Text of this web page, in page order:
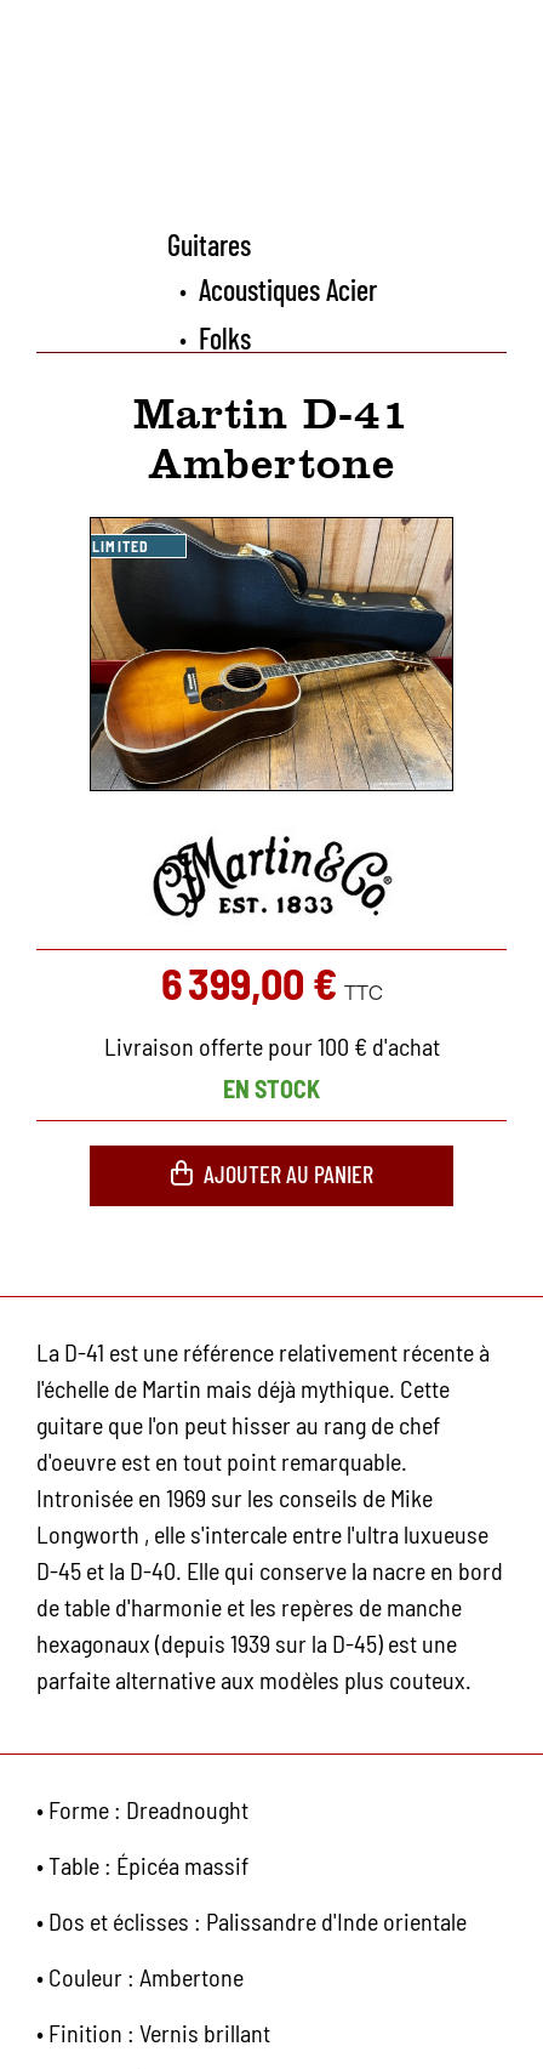
Guitares
• Acoustiques Acier
• Folks
Martin D-41
Ambertone
LIMITED
6 399,00 € TTC
Livraison offerte pour 100 € d'achat
EN STOCK
AJOUTER AU PANIER
La D-41 est une référence relativement récente à
l'échelle de Martin mais déjà mythique. Cette
guitare que l'on peut hisser au rang de chef
d'oeuvre est en tout point remarquable.
Intronisée en 1969 sur les conseils de Mike
Longworth , elle s'intercale entre l'ultra luxueuse
D-45 et la D-40. Elle qui conserve la nacre en bord
de table d'harmonie et les repères de manche
hexagonaux (depuis 1939 sur la D-45) est une
parfaite alternative aux modèles plus couteux.
• Forme : Dreadnought
•Table : Épicéa massif
• Dos et éclisses : Palissandre d'Inde orientale
• Couleur : Ambertone
• Finition : Vernis brillant